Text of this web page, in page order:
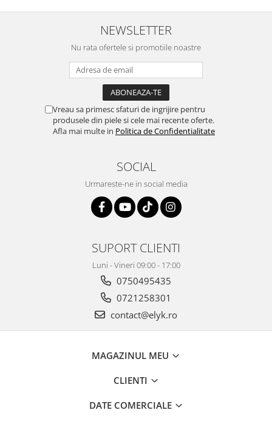
NEWSLETTER
Nu rata ofertele si promotiile noastre
Vreau sa primesc sfaturi de ingrijire pentru
produsele din piele si cele mai recente oferte.
Afla mai multe in Politica de Confidentialitate
SOCIAL
Urmareste-ne in social media
SUPORT CLIENTI
Luni - Vineri 09:00 - 17:00
0750495435
0721258301
contact@elyk.ro
MAGAZINUL MEU
CLIENTI
DATE COMERCIALE